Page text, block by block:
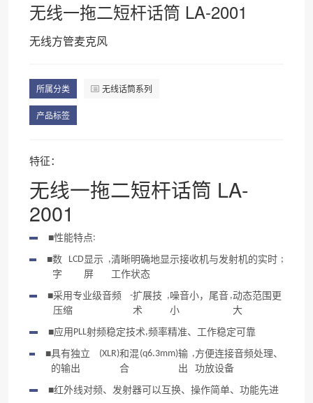
无线一拖二短杆话筒 LA-2001
无线方管麦克风
所属分类 无线话筒系列
产品标签
特征：
无线一拖二短杆话筒 LA-
2001
■性能特点:
■数
字
LCD 显示
屏
,清晰明确地显示接收机与发射机的实时
工作状态
;
■采用专业级音频
压缩
-扩展技
术
, 噪音小，尾音
小
,动态范围更
大
■应用 PLL射频稳定技术,频率精准、工作稳定可靠
■具有独立
的输出
(XLR)和混
合
(q6.3mm)输
出
,方便连接音频处理、
功放设备
■红外线对频、发射器可以互换、操作简单、功能先进